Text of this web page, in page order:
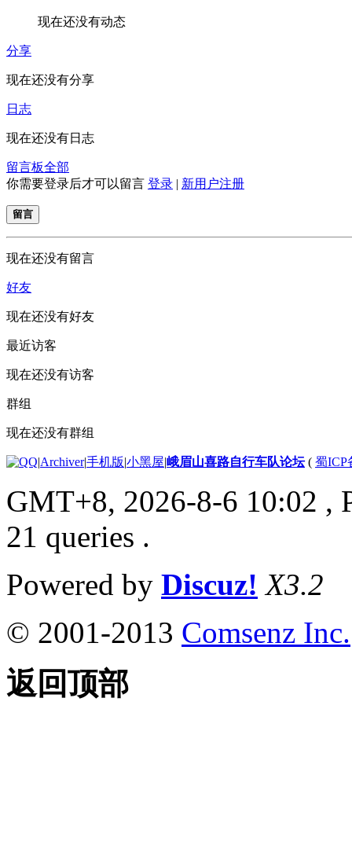
现在还没有动态
分享
现在还没有分享
日志
现在还没有日志
留言板全部
你需要登录后才可以留言 登录 | 新用户注册
留言
现在还没有留言
好友
现在还没有好友
最近访客
现在还没有访客
群组
现在还没有群组
|Archiver|手机版|小黑屋|峨眉山喜路自行车队论坛( 蜀ICP
GMT+8, 2026-8-6 10:02 ,
21 queries .
Powered by Discuz! X3.2
© 2001-2013 Comsenz Inc.
返回顶部